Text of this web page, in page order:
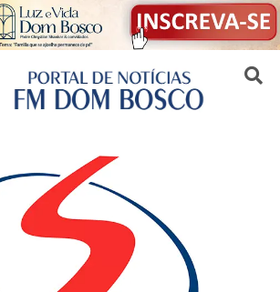
Sair da versão mobile